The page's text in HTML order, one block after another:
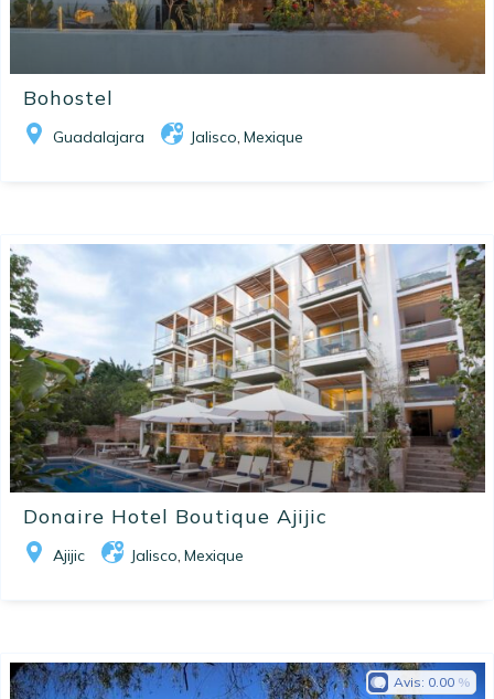
Bohostel
Guadalajara Jalisco, Mexique
Donaire Hotel Boutique Ajijic
Ajijic Jalisco, Mexique
Avis: 0.00